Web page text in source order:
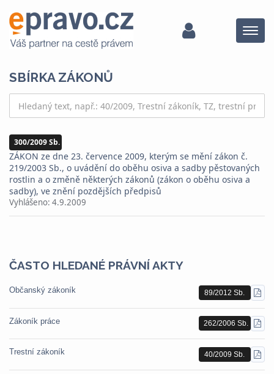
Menu
SBÍRKA ZÁKONŮ
300/2009 Sb.
ZÁKON ze dne 23. července 2009, kterým se mění zákon č.
219/2003 Sb., o uvádění do oběhu osiva a sadby pěstovaných
rostlin a o změně některých zákonů (zákon o oběhu osiva a
sadby), ve znění pozdějších předpisů
Vyhlášeno: 4.9.2009
ČASTO HLEDANÉ PRÁVNÍ AKTY
Občanský zákoník 89/2012 Sb.
PDF
Zákoník práce 262/2006 Sb.
PDF
Trestní zákoník 40/2009 Sb.
PDF